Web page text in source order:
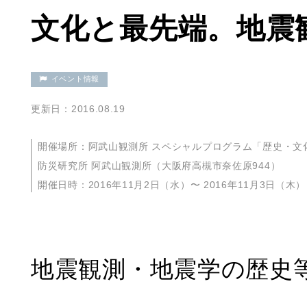
文化と最先端。地
イベント情報
更新日：2016.08.19
開催場所：阿武山観測所 スペシャルプログラム「歴史・
防災研究所 阿武山観測所（大阪府高槻市奈佐原944）
開催日時：2016年11月2日（水）〜 2016年11月3日（木）
地震観測・地震学の歴史